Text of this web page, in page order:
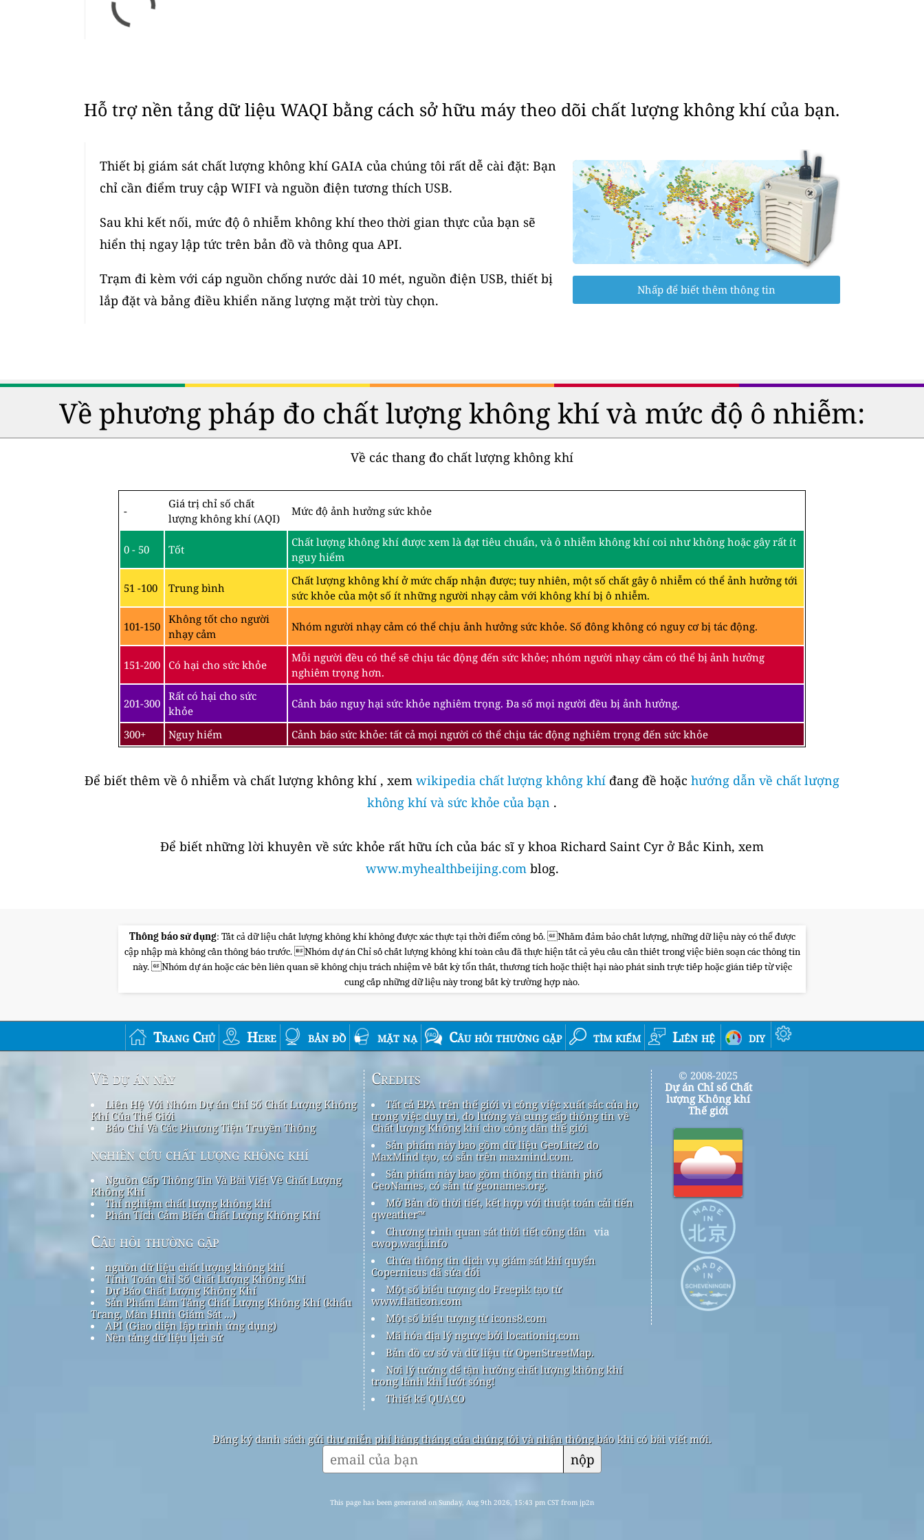
Hỗ trợ nền tảng dữ liệu WAQI bằng cách sở hữu máy theo dõi chất lượng không khí của bạn.
Thiết bị giám sát chất lượng không khí GAIA của chúng tôi rất dễ cài đặt: Bạn
chỉ cần điểm truy cập WIFI và nguồn điện tương thích USB.
Sau khi kết nối, mức độ ô nhiễm không khí theo thời gian thực của bạn sẽ
hiển thị ngay lập tức trên bản đồ và thông qua API.
Trạm đi kèm với cáp nguồn chống nước dài 10 mét, nguồn điện USB, thiết bị
lắp đặt và bảng điều khiển năng lượng mặt trời tùy chọn.
Nhấp để biết thêm thông tin
Về phương pháp đo chất lượng không khí và mức độ ô nhiễm:
Về các thang đo chất lượng không khí
-
Giá trị chỉ số chất
lượng không khí (AQI)
Mức độ ảnh hưởng sức khỏe
0 - 50 Tốt
Chất lượng không khí được xem là đạt tiêu chuẩn, và ô nhiễm không khí coi như không hoặc gây rất ít
nguy hiểm
51 -100 Trung bình
Chất lượng không khí ở mức chấp nhận được; tuy nhiên, một số chất gây ô nhiễm có thể ảnh hưởng tới
sức khỏe của một số ít những người nhạy cảm với không khí bị ô nhiễm.
101-150
Không tốt cho người
nhạy cảm
Nhóm người nhạy cảm có thể chịu ảnh hưởng sức khỏe. Số đông không có nguy cơ bị tác động.
151-200 Có hại cho sức khỏe
Mỗi người đều có thể sẽ chịu tác động đến sức khỏe; nhóm người nhạy cảm có thể bị ảnh hưởng
nghiêm trọng hơn.
201-300
Rất có hại cho sức
khỏe
Cảnh báo nguy hại sức khỏe nghiêm trọng. Đa số mọi người đều bị ảnh hưởng.
300+ Nguy hiểm Cảnh báo sức khỏe: tất cả mọi người có thể chịu tác động nghiêm trọng đến sức khỏe
Để biết thêm về ô nhiễm và chất lượng không khí , xem wikipedia chất lượng không khí đang đề hoặc hướng dẫn về chất lượng
không khí và sức khỏe của bạn .
Để biết những lời khuyên về sức khỏe rất hữu ích của bác sĩ y khoa Richard Saint Cyr ở Bắc Kinh, xem
www.myhealthbeijing.com blog.
Thông báo sử dụng: Tất cả dữ liệu chất lượng không khí không được xác thực tại thời điểm công bố. Nhằm đảm bảo chất lượng, những dữ liệu này có thể được
cập nhập mà không cần thông báo trước. Nhóm dự án Chỉ số chất lượng không khí toàn cầu đã thực hiện tất cả yêu cầu cần thiết trong việc biên soạn các thông tin
này. Nhóm dự án hoặc các bên liên quan sẽ không chịu trách nhiệm về bất kỳ tổn thất, thương tích hoặc thiệt hại nào phát sinh trực tiếp hoặc gián tiếp từ việc
cung cấp những dữ liệu này trong bất kỳ trường hợp nào.
Trang Chủ Here bản đồ mặt nạ Câu hỏi thường gặp tìm kiếm Liên hệ diy
Về dự án này
Liên Hệ Với Nhóm Dự án Chỉ Số Chất Lượng Không
Khí Của Thế Giới
Báo Chí Và Các Phương Tiện Truyền Thông
nghiên cứu chất lượng không khí
Nguồn Cấp Thông Tin Và Bài Viết Về Chất Lượng
Không Khí
Thí nghiệm chất lượng không khí
Phân Tích Cảm Biến Chất Lượng Không Khí
Câu hỏi thường gặp
nguồn dữ liệu chất lượng không khí
Tính Toán Chỉ Số Chất Lượng Không Khí
Dự Báo Chất Lượng Không Khí
Sản Phẩm Làm Tăng Chất Lượng Không Khí (khẩu
Trang, Màn Hình Giám Sát ...)
API (Giao diện lập trình ứng dụng)
Nền tảng dữ liệu lịch sử
Credits
Tất cả EPA trên thế giới vì công việc xuất sắc của họ
trong việc duy trì, đo lường và cung cấp thông tin về
Chất lượng Không khí cho công dân thế giới
Sản phẩm này bao gồm dữ liệu GeoLite2 do
MaxMind tạo, có sẵn trên maxmind.com.
Sản phẩm này bao gồm thông tin thành phố
GeoNames, có sẵn từ geonames.org.
Mở Bản đồ thời tiết, kết hợp với thuật toán cải tiến
qweather™
Chương trình quan sát thời tiết công dân via
cwop.waqi.info
Chứa thông tin dịch vụ giám sát khí quyển
Copernicus đã sửa đổi
Một số biểu tượng do Freepik tạo từ
www.flaticon.com
Một số biểu tượng từ icons8.com
Mã hóa địa lý ngược bởi locationiq.com
Bản đồ cơ sở và dữ liệu từ OpenStreetMap.
Nơi lý tưởng để tận hưởng chất lượng không khí
trong lành khi lướt sóng!
Thiết kế QUACO
© 2008-2025
Dự án Chỉ số Chất
lượng Không khí
Thế giới
Đăng ký danh sách gửi thư miễn phí hàng tháng của chúng tôi và nhận thông báo khi có bài viết mới.
nộp
This page has been generated on Sunday, Aug 9th 2026, 15:43 pm CST from jp2n